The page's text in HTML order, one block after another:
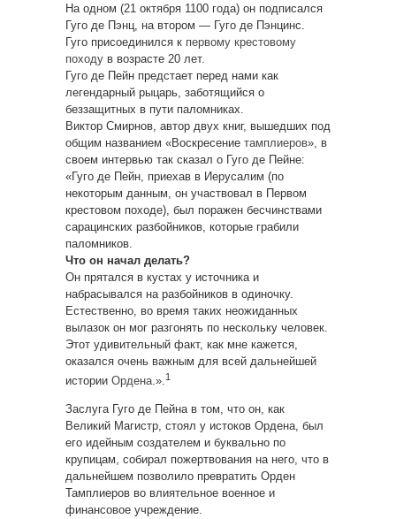
На одном (21 октября 1100 года) он подписался
Гуго де Пэнц, на втором — Гуго де Пэнцинс.
Гуго присоединился к первому крестовому
походу в возрасте 20 лет.
Гуго де Пейн предстает перед нами как
легендарный рыцарь, заботящийся о
беззащитных в пути паломниках.
Виктор Смирнов, автор двух книг, вышедших под
общим названием «Воскресение тамплиеров», в
своем интервью так сказал о Гуго де Пейне:
«Гуго де Пейн, приехав в Иерусалим (по
некоторым данным, он участвовал в Первом
крестовом походе), был поражен бесчинствами
сарацинских разбойников, которые грабили
паломников.
Что он начал делать?
Он прятался в кустах у источника и
набрасывался на разбойников в одиночку.
Естественно, во время таких неожиданных
вылазок он мог разгонять по нескольку человек.
Этот удивительный факт, как мне кажется,
оказался очень важным для всей дальнейшей
истории Ордена.».1
Заслуга Гуго де Пейна в том, что он, как
Великий Магистр, стоял у истоков Ордена, был
его идейным создателем и буквально по
крупицам, собирал пожертвования на него, что в
дальнейшем позволило превратить Орден
Тамплиеров во влиятельное военное и
финансовое учреждение.